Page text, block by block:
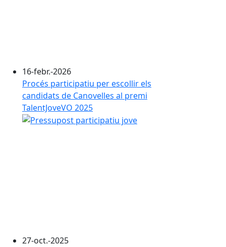
16-febr.-2026
Procés participatiu per escollir els
candidats de Canovelles al premi
TalentJoveVO 2025
27-oct.-2025